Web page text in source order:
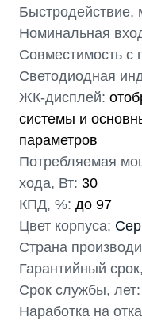
Быстродействие,
Номинальная
Совместимость с
Светодиодная
ЖК-дисплей:
системы и
параметров
Потребляемая
хода, Вт: 30
КПД, %: до 97
Цвет корпуса:
Страна
Гарантийный
Срок службы, лет:
Наработка на